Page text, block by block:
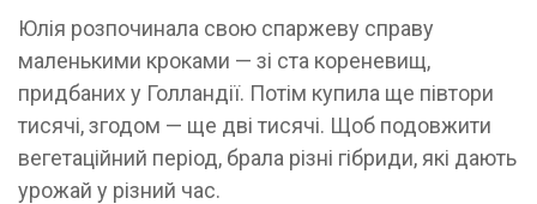
Юлія розпочинала свою спаржеву справу
маленькими кроками — зі ста кореневищ,
придбаних у Голландії. Потім купила ще півтори
тисячі, згодом — ще дві тисячі. Щоб подовжити
вегетаційний період, брала різні гібриди, які дають
урожай у різний час.